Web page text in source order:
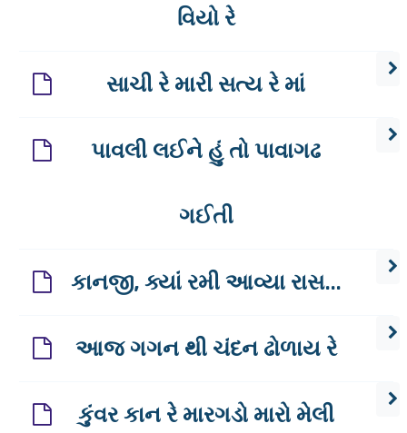
વિયો રે
સાચી રે મારી સત્ય રે માં
પાવલી લઈને હું તો પાવાગઢ
ગઈતી
કાનજી, ક્યાં રમી આવ્યા રાસ...
આજ ગગન થી ચંદન ઢોળાય રે
કુંવર કાન રે મારગડો મારો મેલી